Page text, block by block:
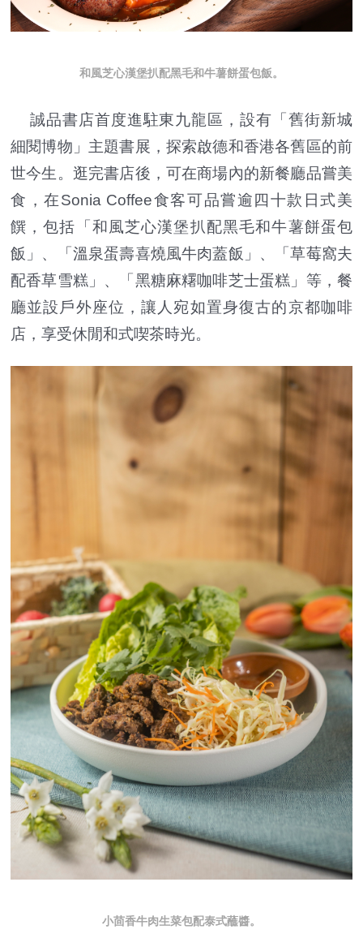
和風芝心漢堡扒配黑毛和牛薯餅蛋包飯。
誠品書店首度進駐東九龍區，設有「舊街新城
細閱博物」主題書展，探索啟德和香港各舊區的前
世今生。逛完書店後，可在商場內的新餐廳品嘗美
食，在Sonia Coffee食客可品嘗逾四十款日式美
饌，包括「和風芝心漢堡扒配黑毛和牛薯餅蛋包
飯」、「溫泉蛋壽喜燒風牛肉蓋飯」、「草莓窩夫
配香草雪糕」、「黑糖麻糬咖啡芝士蛋糕」等，餐
廳並設戶外座位，讓人宛如置身復古的京都咖啡
店，享受休閒和式喫茶時光。
小茴香牛肉生菜包配泰式蘸醬。